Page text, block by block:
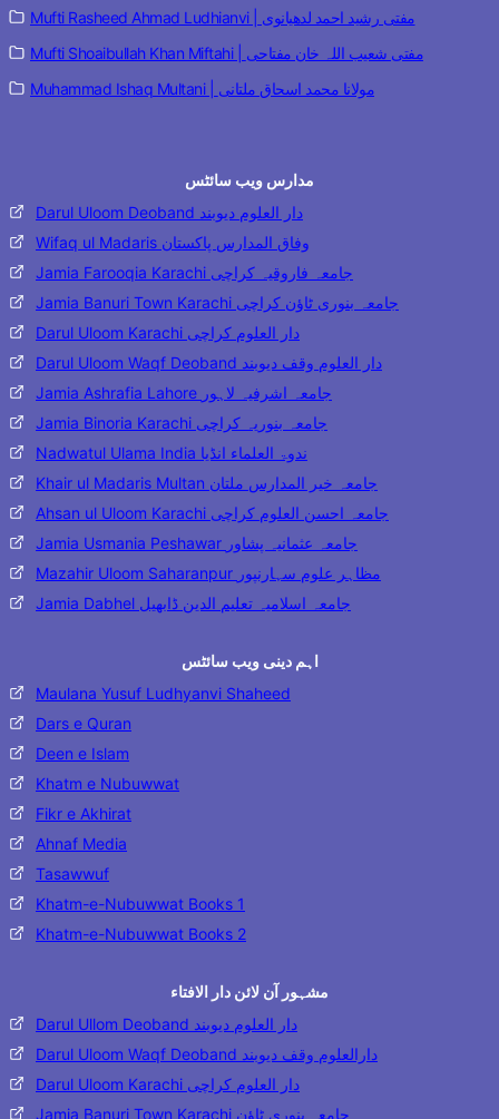
Mufti Rasheed Ahmad Ludhianvi | مفتی رشید احمد لدھیانوی
Mufti Shoaibullah Khan Miftahi | مفتی شعیب اللہ خان مفتاحی
Muhammad Ishaq Multani | مولانا محمد اسحاق ملتانی
مدارس ویب سائٹس
Darul Uloom Deoband دار العلوم دیوبند
Wifaq ul Madaris وفاق المدارس پاکستان
Jamia Farooqia Karachi جامعہ فاروقیہ کراچی
Jamia Banuri Town Karachi جامعہ بنوری ٹاؤن کراچی
Darul Uloom Karachi دار العلوم کراچی
Darul Uloom Waqf Deoband دار العلوم وقف دیوبند
Jamia Ashrafia Lahore جامعہ اشرفیہ لاہور
Jamia Binoria Karachi جامعہ بنوریہ کراچی
Nadwatul Ulama India ندوۃ العلماء انڈیا
Khair ul Madaris Multan جامعہ خیر المدارس ملتان
Ahsan ul Uloom Karachi جامعہ احسن العلوم کراچی
Jamia Usmania Peshawar جامعہ عثمانیہ پشاور
Mazahir Uloom Saharanpur مظاہر علوم سہارنپور
Jamia Dabhel جامعہ اسلامیہ تعلیم الدین ڈابھیل
اہم دینی ویب سائٹس
Maulana Yusuf Ludhyanvi Shaheed
Dars e Quran
Deen e Islam
Khatm e Nubuwwat
Fikr e Akhirat
Ahnaf Media
Tasawwuf
Khatm-e-Nubuwwat Books 1
Khatm-e-Nubuwwat Books 2
مشہور آن لائن دار الافتاء
Darul Ullom Deoband دار العلوم دیوبند
Darul Uloom Waqf Deoband دارالعلوم وقف دیوبند
Darul Uloom Karachi دار العلوم کراچی
Jamia Banuri Town Karachi جامعہ بنوری ٹاؤن